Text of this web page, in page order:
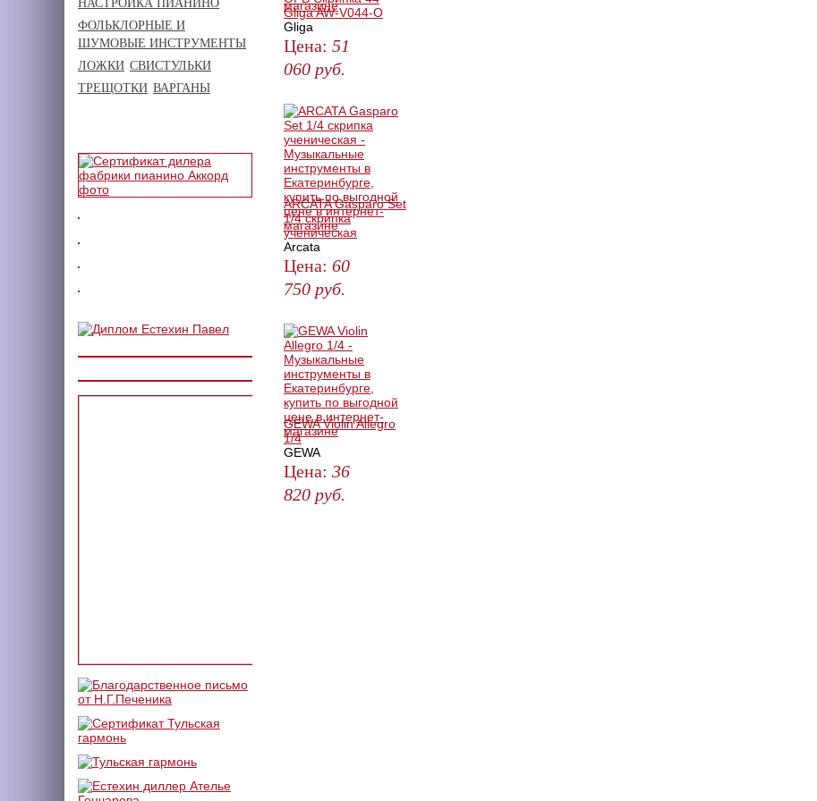
Gliga AW-V044-O
Gliga
Цена: 51
060 руб.
ARCATA Gasparo Set
1/4 скрипка
ученическая
Arcata
Цена: 60
750 руб.
GEWA Violin Allegro
1/4
GEWA
Цена: 36
820 руб.
НАСТРОЙКА ПИАНИНО
ФОЛЬКЛОРНЫЕ И
ШУМОВЫЕ ИНСТРУМЕНТЫ
ЛОЖКИ СВИСТУЛЬКИ
ТРЕЩОТКИ ВАРГАНЫ